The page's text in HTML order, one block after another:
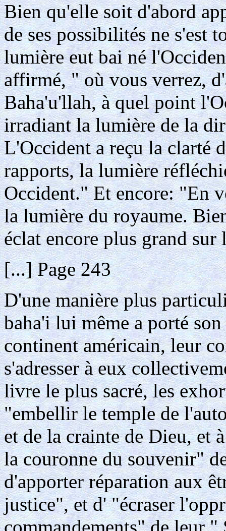
Bien qu'elle soit d'abord
de ses possibilités ne s'est
lumière eut bai né
affirmé, " où vous verrez,
Baha'u'llah, à quel point
irradiant la lumière de la
L'Occident a reçu la clarté
rapports, la lumière
Occident." Et encore: "En
la lumière du royaume.
éclat encore plus grand
[...] Page 243
D'une manière plus
baha'i lui même a porté
continent américain, leur
s'adresser à eux
livre le plus sacré, les
"embellir le temple de
et de la crainte de Dieu, et
la couronne du souvenir"
d'apporter réparation aux
justice", et d' "écraser